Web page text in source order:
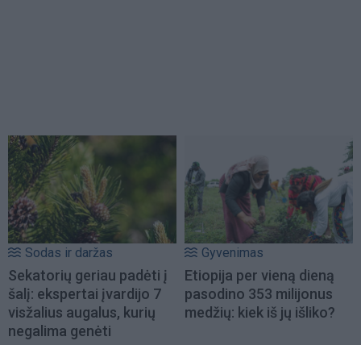
Sodas ir daržas
Sekatorių geriau padėti į
šalį: ekspertai įvardijo 7
visžalius augalus, kurių
negalima genėti
Gyvenimas
Etiopija per vieną dieną
pasodino 353 milijonus
medžių: kiek iš jų išliko?